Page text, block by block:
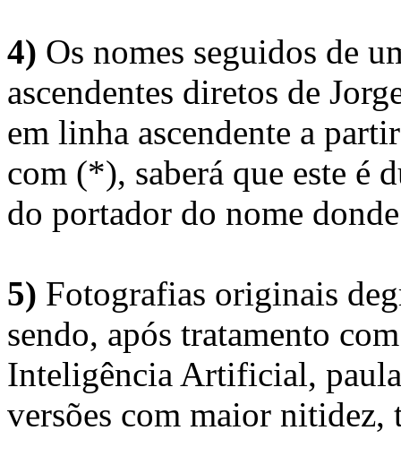
4) Os nomes seguidos de
ascendentes diretos de
em linha ascendente a
com (*), saberá que este é
do portador do nome
5) Fotografias originais
sendo, após tratamento
Inteligência Artificial,
versões com maior nitidez,